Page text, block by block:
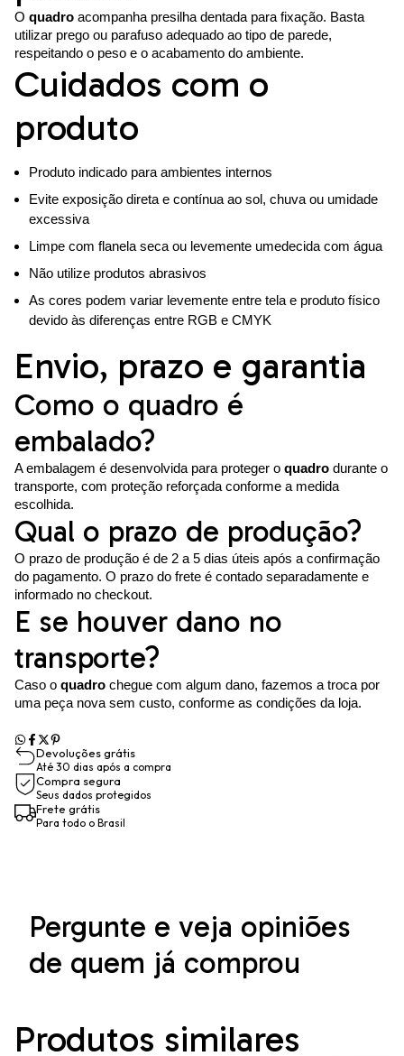
O quadro acompanha presilha dentada para fixação. Basta
utilizar prego ou parafuso adequado ao tipo de parede,
respeitando o peso e o acabamento do ambiente.
Cuidados com o
produto
Produto indicado para ambientes internos
Evite exposição direta e contínua ao sol, chuva ou umidade
excessiva
Limpe com flanela seca ou levemente umedecida com água
Não utilize produtos abrasivos
As cores podem variar levemente entre tela e produto físico
devido às diferenças entre RGB e CMYK
Envio, prazo e garantia
Como o quadro é
embalado?
A embalagem é desenvolvida para proteger o quadro durante o
transporte, com proteção reforçada conforme a medida
escolhida.
Qual o prazo de produção?
O prazo de produção é de 2 a 5 dias úteis após a confirmação
do pagamento. O prazo do frete é contado separadamente e
informado no checkout.
E se houver dano no
transporte?
Caso o quadro chegue com algum dano, fazemos a troca por
uma peça nova sem custo, conforme as condições da loja.
Devoluções grátis
Até 30 dias após a compra
Compra segura
Seus dados protegidos
Frete grátis
Para todo o Brasil
Pergunte e veja opiniões
de quem já comprou
Produtos similares